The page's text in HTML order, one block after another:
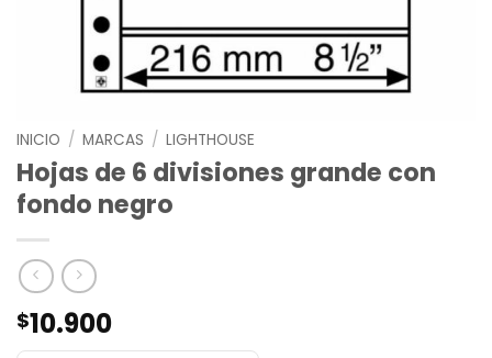
INICIO / MARCAS / LIGHTHOUSE
Hojas de 6 divisiones grande con
fondo negro
$10.900